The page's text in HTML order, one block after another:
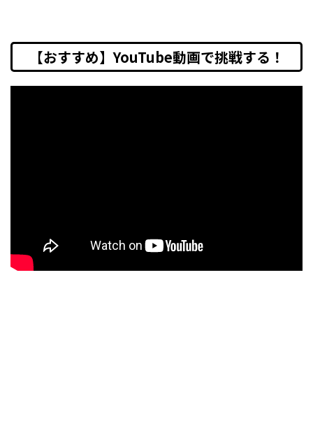
【おすすめ】YouTube動画で挑戦する！